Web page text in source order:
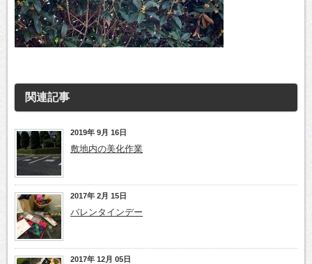
関連記事
2019年 9月 16日
敷地内の美化作業
2017年 2月 15日
バレンタインデー
2017年 12月 05日